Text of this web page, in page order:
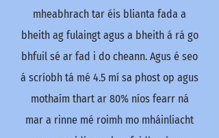
mheabhrach tar éis blianta fada a
bheith ag fulaingt agus a bheith á rá go
bhfuil sé ar fad i do cheann. Agus é seo
á scríobh tá mé 4.5 mí sa phost op agus
mothaím thart ar 80% níos fearr ná
mar a rinne mé roimh mo mháinliacht